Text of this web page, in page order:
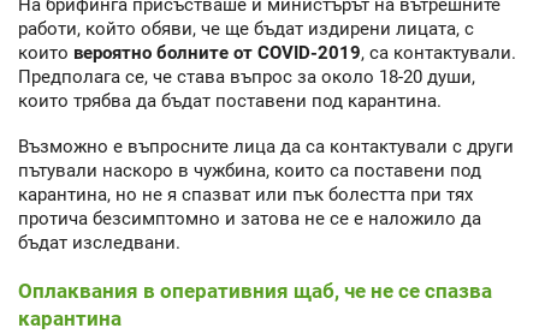
На брифинга присъстваше и министърът на вътрешните
работи, който обяви, че ще бъдат издирени лицата, с
които вероятно болните от COVID-2019, са контактували.
Предполага се, че става въпрос за около 18-20 души,
които трябва да бъдат поставени под карантина.
Възможно е въпросните лица да са контактували с други
пътували наскоро в чужбина, които са поставени под
карантина, но не я спазват или пък болестта при тях
протича безсимптомно и затова не се е наложило да
бъдат изследвани.
Оплаквания в оперативния щаб, че не се спазва
карантина